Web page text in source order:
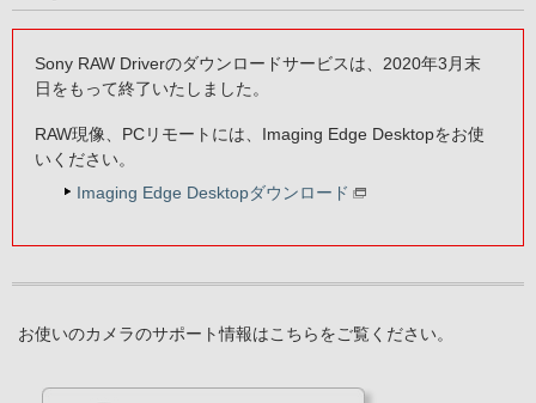
Sony RAW Driverのダウンロードサービスは、2020年3月末
日をもって終了いたしました。
RAW現像、PCリモートには、Imaging Edge Desktopをお使
いください。
Imaging Edge Desktopダウンロード
お使いのカメラのサポート情報はこちらをご覧ください。